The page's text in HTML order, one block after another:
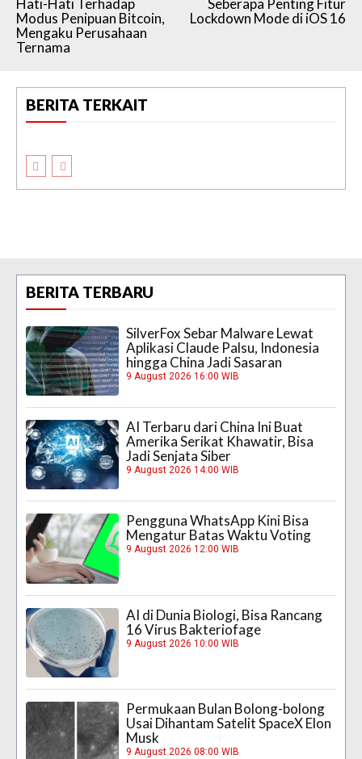
Modus Penipuan Bitcoin,
Mengaku Perusahaan
Ternama
Lockdown Mode di iOS 16
BERITA TERKAIT
BERITA TERBARU
SilverFox Sebar Malware Lewat
Aplikasi Claude Palsu, Indonesia
hingga China Jadi Sasaran
9 August 2026 16:00 WIB
AI Terbaru dari China Ini Buat
Amerika Serikat Khawatir, Bisa
Jadi Senjata Siber
9 August 2026 14:00 WIB
Pengguna WhatsApp Kini Bisa
Mengatur Batas Waktu Voting
9 August 2026 12:00 WIB
AI di Dunia Biologi, Bisa Rancang
16 Virus Bakteriofage
9 August 2026 10:00 WIB
Permukaan Bulan Bolong-bolong
Usai Dihantam Satelit SpaceX Elon
Musk
9 August 2026 08:00 WIB